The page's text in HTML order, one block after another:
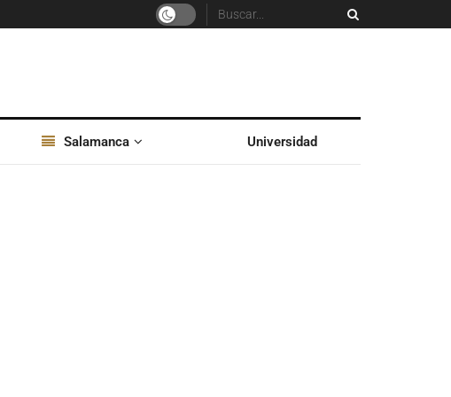
Salamanca Universidad